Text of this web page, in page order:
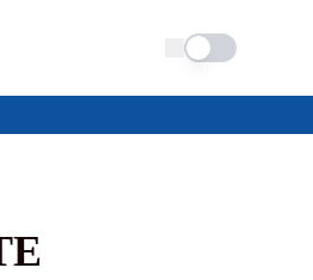
Schimba tema